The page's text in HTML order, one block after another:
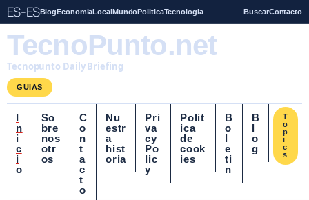
ES-ESBlogEconomiaLocalMundoPoliticaTecnologia BuscarContacto
TecnoPunto.net
Tecnopunto Daily Briefing
GUIAS
I
n
i
c
i
o
So
bre
nos
otr
os
C
o
n
t
a
c
t
o
Nu
estr
a
hist
oria
Pri
va
cy
Po
lic
y
Polit
ica
de
cook
ies
B
o
l
e
ti
n
B
l
o
g
T
o
p
i
c
s